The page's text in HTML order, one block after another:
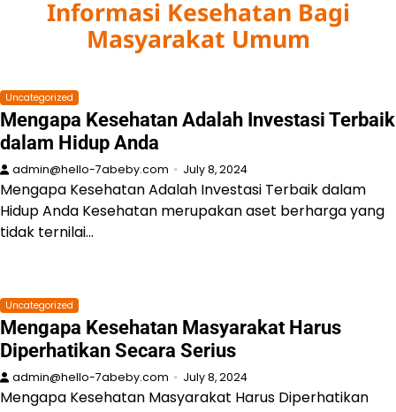
Informasi Kesehatan Bagi
Masyarakat Umum
Uncategorized
Mengapa Kesehatan Adalah Investasi Terbaik
dalam Hidup Anda
admin@hello-7abeby.com July 8, 2024
Mengapa Kesehatan Adalah Investasi Terbaik dalam
Hidup Anda Kesehatan merupakan aset berharga yang
tidak ternilai…
Uncategorized
Mengapa Kesehatan Masyarakat Harus
Diperhatikan Secara Serius
admin@hello-7abeby.com July 8, 2024
Mengapa Kesehatan Masyarakat Harus Diperhatikan